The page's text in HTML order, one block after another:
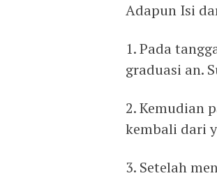
Adapun Isi
1. Pada
graduasi an.
2. Kemudian
kembali dari
3. Setelah